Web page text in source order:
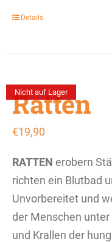
Details
Nicht auf Lager
Ratten
€19,90
RATTEN erobern
richten ein Blutbad
Unvorbereitet und
der Menschen
und Krallen der